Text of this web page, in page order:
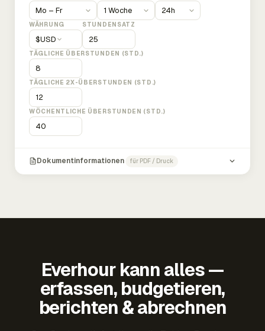
WÄHRUNG
$USD
STUNDENSATZ
TÄGLICHE ÜBERSTUNDEN (STD.)
TÄGLICHE 2X-ÜBERSTUNDEN (STD.)
WÖCHENTLICHE ÜBERSTUNDEN (STD.)
Dokumentinformationen für PDF / Druck
Everhour kann alles —
erfassen, budgetieren,
berichten & abrechnen